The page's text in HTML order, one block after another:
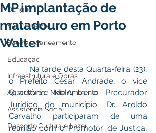
Dengue
Vacinômetro
Saúde e Saneamento
Educação
Infraestrutura e Obras
Agricultura e Meio Ambiente
Assistência Social
Desporto Cultura e Lazer
MP implantação de
matadouro em Porto
Walter
o Prefeito César Andrade, o vice
Guarsônio Melo, e o Procurador
Jurídico do município, Dr. Aroldo
Carvalho participaram de uma
reunião com o Promotor de Justiça,